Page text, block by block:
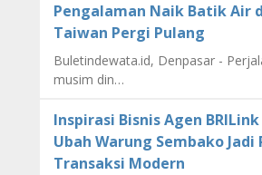
Pengalaman Naik Batik Air
Taiwan Pergi Pulang
Buletindewata.id, Denpasar -
musim din…
Inspirasi Bisnis Agen
Ubah Warung Sembako Jadi
Transaksi Modern